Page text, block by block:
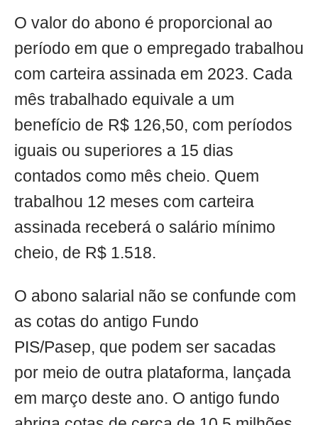
O valor do abono é proporcional ao
período em que o empregado trabalhou
com carteira assinada em 2023. Cada
mês trabalhado equivale a um
benefício de R$ 126,50, com períodos
iguais ou superiores a 15 dias
contados como mês cheio. Quem
trabalhou 12 meses com carteira
assinada receberá o salário mínimo
cheio, de R$ 1.518.
O abono salarial não se confunde com
as cotas do antigo Fundo
PIS/Pasep, que podem ser sacadas
por meio de outra plataforma, lançada
em março deste ano. O antigo fundo